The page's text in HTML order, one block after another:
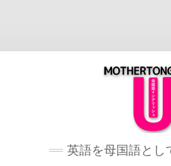
英語を母国語とし